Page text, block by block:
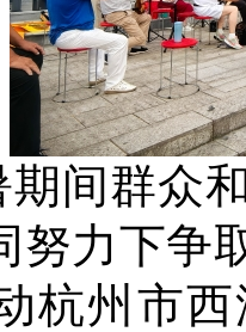
期间群众
努力下争
杭州市